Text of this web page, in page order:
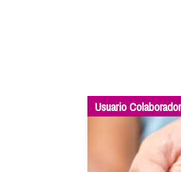
Usuario Colaborador